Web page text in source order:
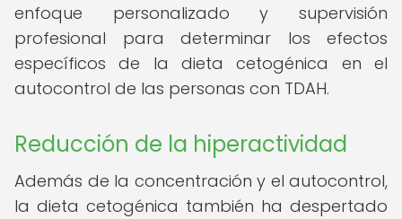
enfoque personalizado y supervisión
profesional para determinar los efectos
específicos de la dieta cetogénica en el
autocontrol de las personas con TDAH.
Reducción de la hiperactividad
Además de la concentración y el autocontrol,
la dieta cetogénica también ha despertado